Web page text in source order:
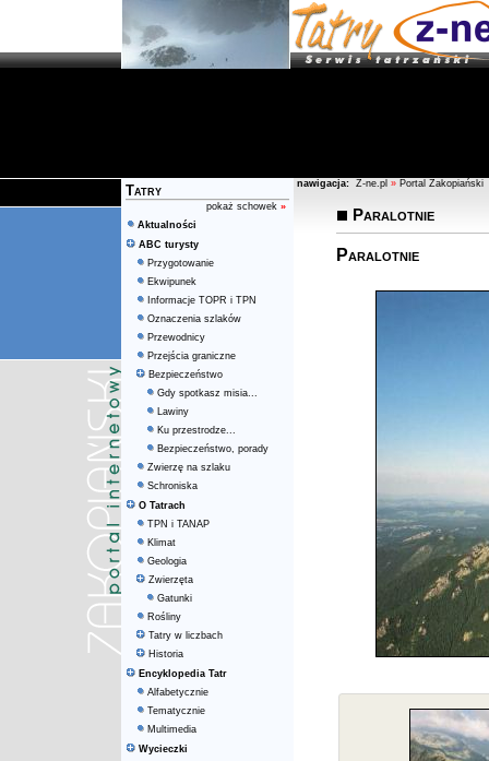
Tatry
pokaż schowek »
Aktualności
ABC turysty
Przygotowanie
Ekwipunek
Informacje TOPR i TPN
Oznaczenia szlaków
Przewodnicy
Przejścia graniczne
Bezpieczeństwo
Gdy spotkasz misia...
Lawiny
Ku przestrodze...
Bezpieczeństwo, porady
Zwierzę na szlaku
Schroniska
O Tatrach
TPN i TANAP
Klimat
Geologia
Zwierzęta
Gatunki
Rośliny
Tatry w liczbach
Historia
Encyklopedia Tatr
Alfabetycznie
Tematycznie
Multimedia
Wycieczki
nawigacja: Z-ne.pl » Portal Zakopiański
Paralotnie
Paralotnie